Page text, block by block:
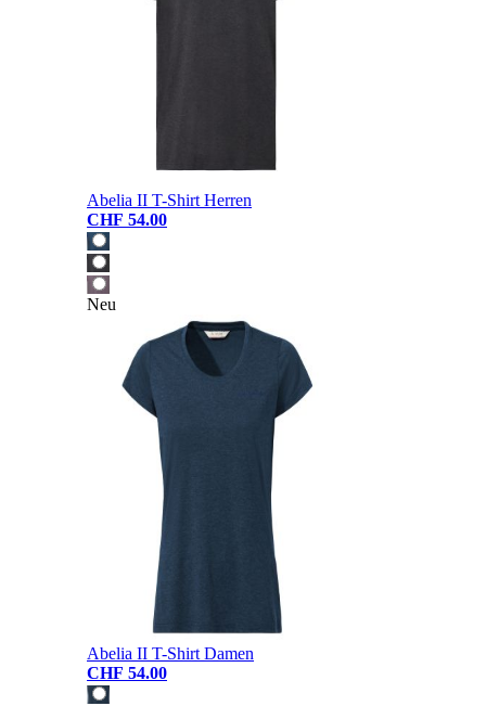
Abelia II T-Shirt Herren
CHF 54.00
Neu
Abelia II T-Shirt Damen
CHF 54.00